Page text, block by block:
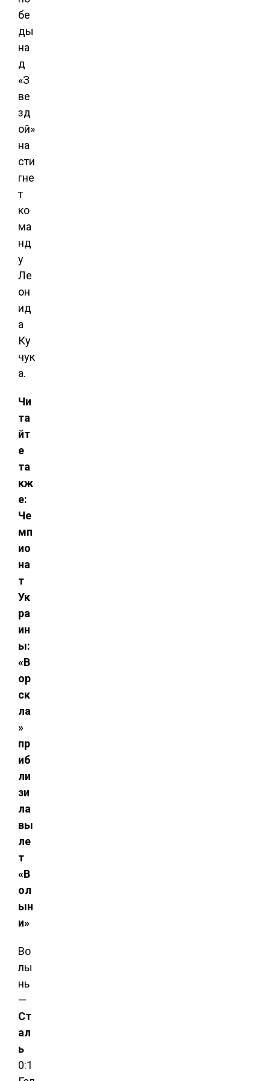
бе
ды
на
д
«З
ве
зд
ой»
на
сти
гне
т
ко
ма
нд
у
Ле
он
ид
а
Ку
чук
а.
Чи
та
йт
е
та
кж
е:
Че
мп
ио
на
т
Ук
ра
ин
ы:
«В
ор
ск
ла
»
пр
иб
ли
зи
ла
вы
ле
т
«В
ол
ын
и»
Во
лы
нь
—
Ст
ал
ь
0:1